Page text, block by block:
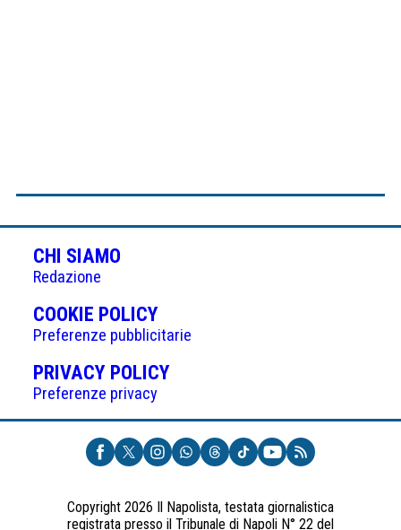
CHI SIAMO
Redazione
COOKIE POLICY(APRE
IN
UNA
NUOVA
Preferenze pubblicitarie
PRIVACY POLICY(APRE
UNA
NUOVA
SCHEDA)
Preferenze privacy
Copyright 2026 Il Napolista, testata giornalistica
registrata presso il Tribunale di Napoli N° 22 del